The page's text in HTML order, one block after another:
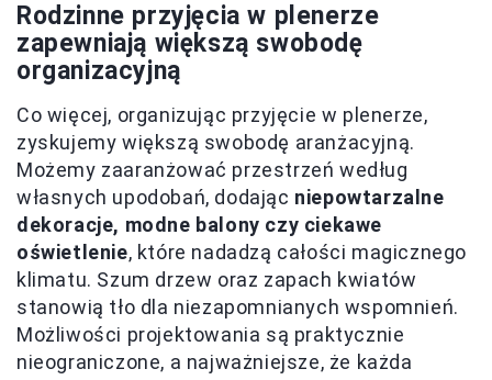
Rodzinne przyjęcia w plenerze
zapewniają większą swobodę
organizacyjną
Co więcej, organizując przyjęcie w plenerze,
zyskujemy większą swobodę aranżacyjną.
Możemy zaaranżować przestrzeń według
własnych upodobań, dodając niepowtarzalne
dekoracje, modne balony czy ciekawe
oświetlenie, które nadadzą całości magicznego
klimatu. Szum drzew oraz zapach kwiatów
stanowią tło dla niezapomnianych wspomnień.
Możliwości projektowania są praktycznie
nieograniczone, a najważniejsze, że każda